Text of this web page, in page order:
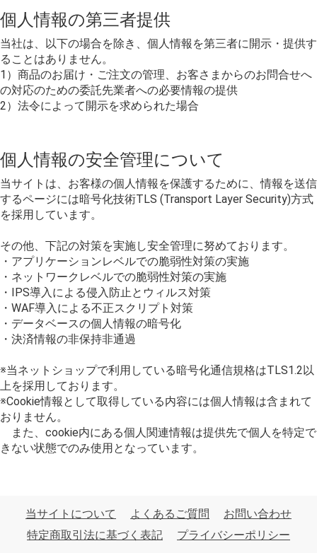
個人情報の第三者提供
当社は、以下の場合を除き、個人情報を第三者に開示・提供す
ることはありません。
1）商品のお届け・ご注文の管理、お客さまからのお問合せへ
の対応のための委託先業者への必要情報の提供
2）法令によって開示を求められた場合
個人情報の安全管理について
当サイトは、お客様の個人情報を保護するために、情報を送信
するページには暗号化技術TLS (Transport Layer Security)方式
を採用しています。
その他、下記の対策を実施し安全管理に努めております。
・アプリケーションレベルでの脆弱性対策の実施
・ネットワークレベルでの脆弱性対策の実施
・IPS導入による侵入防止とウィルス対策
・WAF導入による不正スクリプト対策
・データベースの個人情報の暗号化
・決済情報の非保持非通過
※当ネットショップで利用している暗号化通信規格はTLS1.2以
上を採用しております。
※Cookie情報として取得している内容には個人情報は含まれて
おりません。
また、cookie内にある個人関連情報は提供先で個人を特定で
きない状態でのみ使用となっています。
当サイトについて よくあるご質問
お問い合わせ
特定商取引法に基づく表記
プライバシーポリシー